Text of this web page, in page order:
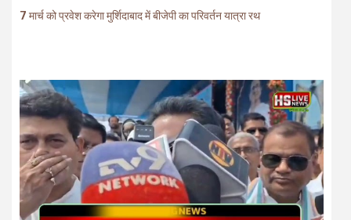
7 मार्च को प्रवेश करेगा मुर्शिदाबाद में बीजेपी का परिवर्तन यात्रा रथ